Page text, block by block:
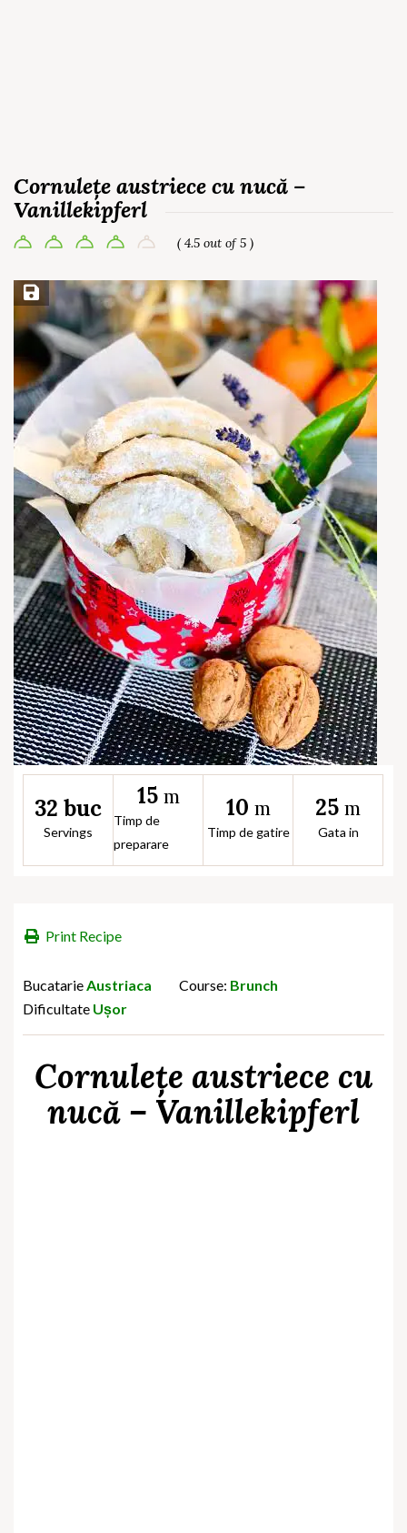
Cornulețe austriece cu nucă –
Vanillekipferl
( 4.5 out of 5 )
Save Recipe
32 buc
Servings
15 m
Timp de
preparare
10 m
Timp de gatire
25 m
Gata in
Print Recipe
BucatarieAustriaca Course: Brunch
Dificultate Ușor
Cornulețe austriece cu
nucă – Vanillekipferl